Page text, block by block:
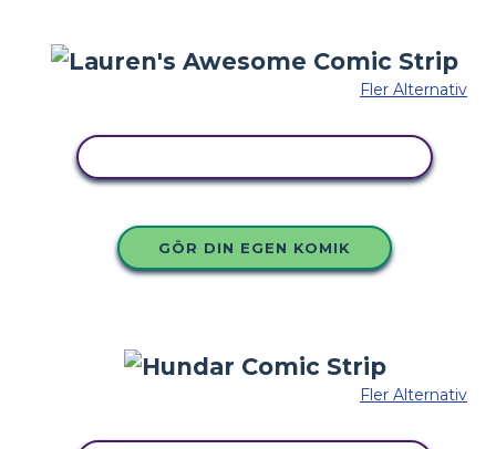
Fler Alternativ
GÖR DIN EGEN KOMIK
Fler Alternativ